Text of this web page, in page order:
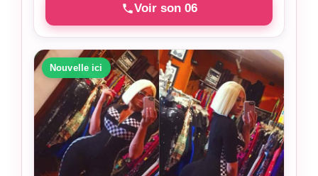
Voir son 06
Nouvelle ici